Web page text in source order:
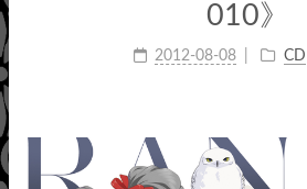
010》
2012-08-08 CD